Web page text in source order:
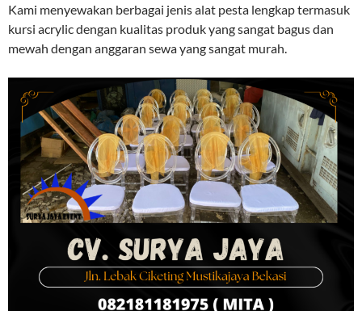
Kami menyewakan berbagai jenis alat pesta lengkap termasuk
kursi acrylic dengan kualitas produk yang sangat bagus dan
mewah dengan anggaran sewa yang sangat murah.